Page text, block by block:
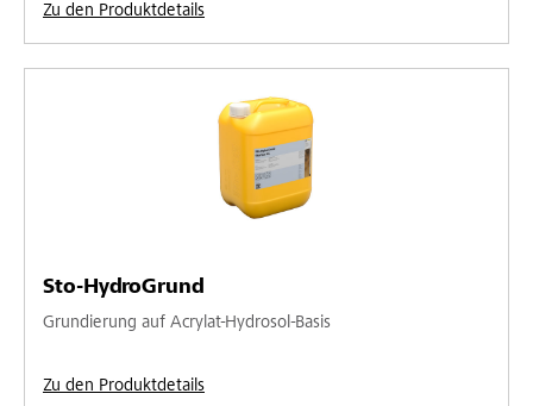
Zu den Produktdetails
Sto-HydroGrund
Grundierung auf Acrylat-Hydrosol-Basis
Zu den Produktdetails